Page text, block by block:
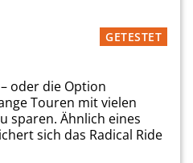
GETESTET
oder die Option
Touren mit vielen
sparen. Ähnlich eines
sich das Radical Ride